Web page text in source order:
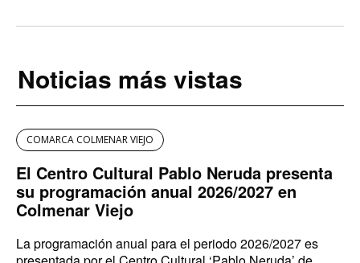
Noticias más vistas
COMARCA COLMENAR VIEJO
El Centro Cultural Pablo Neruda presenta
su programación anual 2026/2027 en
Colmenar Viejo
La programación anual para el periodo 2026/2027 es